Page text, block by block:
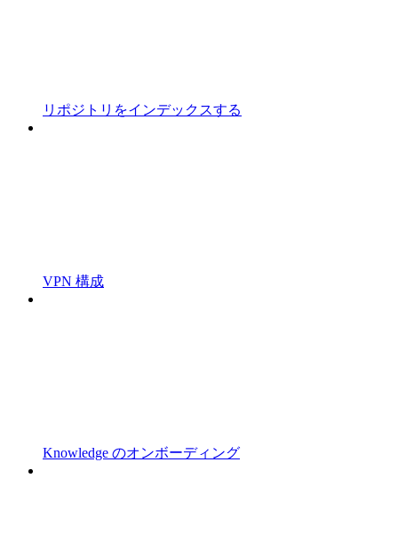
リポジトリをインデックスする
VPN 構成
Knowledge のオンボーディング